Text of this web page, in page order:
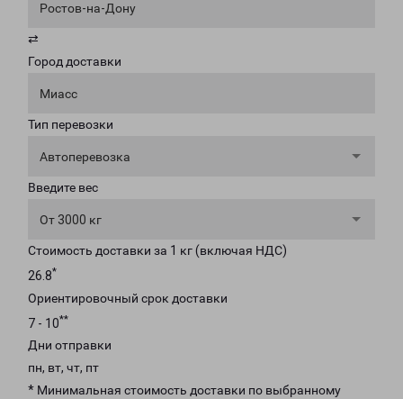
Ростов-на-Дону
⇄
Город доставки
Миасс
Тип перевозки
Автоперевозка
Введите вес
От 3000 кг
Стоимость доставки за 1 кг (включая НДС)
26.8*
Ориентировочный срок доставки
7 - 10**
Дни отправки
пн, вт, чт, пт
* Минимальная стоимость доставки по выбранному